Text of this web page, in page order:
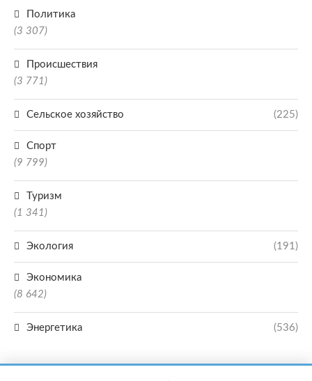
Политика
(3 307)
Происшествия
(3 771)
Сельское хозяйство (225)
Спорт
(9 799)
Туризм
(1 341)
Экология (191)
Экономика
(8 642)
Энергетика (536)